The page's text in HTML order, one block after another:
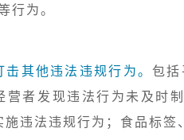
行为。
击其他违法违规行为。包
营者发现违法行为未及时
施违法违规行为；食品标